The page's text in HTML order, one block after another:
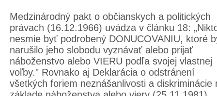
Medzinárodný pakt o občianskych a politických
právach (16.12.1966) uvádza v článku 18:
nesmie byť podrobený DONUCOVANIU, ktoré
narušilo jeho slobodu vyznávať alebo prijať
náboženstvo alebo VIERU podľa svojej vlastnej
voľby." Rovnako aj Deklarácia o odstránení
všetkých foriem neznášanlivosti a diskriminácie